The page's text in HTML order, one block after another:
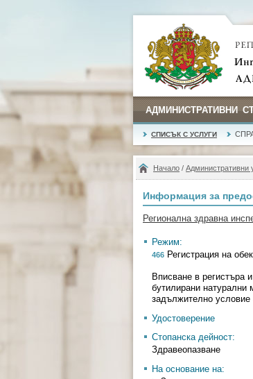
АДМИНИСТРАТИВНИ
СПИСЪК С УСЛУГИ
Начало / Административни
Информация за
Регионална здравна
Режим:
466 Регистрация на
Вписване в регистъра
бутилирани натурални
задължително условие
Удостоверение
Стопанска дейност:
Здравеопазване
На основание на: